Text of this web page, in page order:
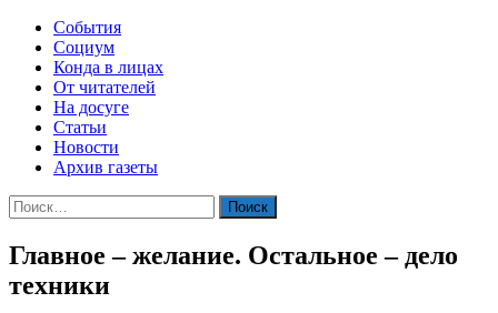
События
Социум
Конда в лицах
От читателей
На досуге
Статьи
Новости
Архив газеты
Найти:
Главное – желание. Остальное – дело
техники